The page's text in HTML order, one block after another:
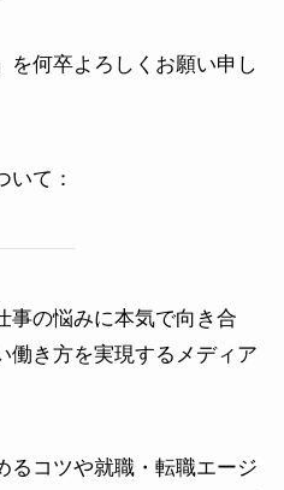
を何卒よろしくお願い申し
いて：
事の悩みに本気で向き合
働き方を実現するメディア
るコツや就職・転職エージ